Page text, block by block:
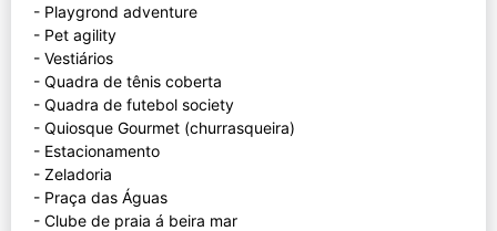
- Playgrond adventure
- Pet agility
- Vestiários
- Quadra de tênis coberta
- Quadra de futebol society
- Quiosque Gourmet (churrasqueira)
- Estacionamento
- Zeladoria
- Praça das Águas
- Clube de praia á beira mar